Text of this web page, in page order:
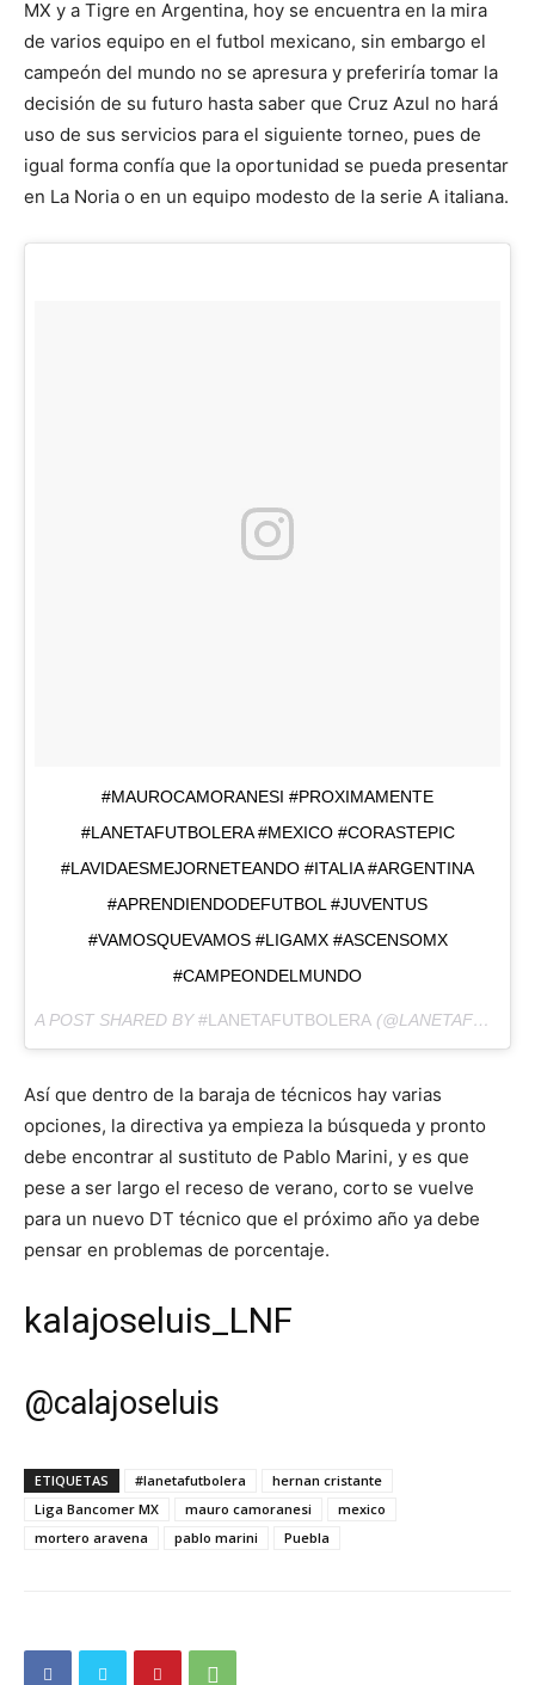
MX y a Tigre en Argentina, hoy se encuentra en la mira
de varios equipo en el futbol mexicano, sin embargo el
campeón del mundo no se apresura y preferiría tomar la
decisión de su futuro hasta saber que Cruz Azul no hará
uso de sus servicios para el siguiente torneo, pues de
igual forma confía que la oportunidad se pueda presentar
en La Noria o en un equipo modesto de la serie A italiana.
#MAUROCAMORANESI #PROXIMAMENTE
#LANETAFUTBOLERA #MEXICO #CORASTEPIC
#LAVIDAESMEJORNETEANDO #ITALIA #ARGENTINA
#APRENDIENDODEFUTBOL #JUVENTUS
#VAMOSQUEVAMOS #LIGAMX #ASCENSOMX
#CAMPEONDELMUNDO
A POST SHARED BY#LANETAFUTBOLERA (@LANETAFUTBOLERA) ON
Así que dentro de la baraja de técnicos hay varias
opciones, la directiva ya empieza la búsqueda y pronto
debe encontrar al sustituto de Pablo Marini, y es que
pese a ser largo el receso de verano, corto se vuelve
para un nuevo DT técnico que el próximo año ya debe
pensar en problemas de porcentaje.
kalajoseluis_LNF
@calajoseluis
ETIQUETAS #lanetafutbolera
hernan cristante
Liga Bancomer MX
mauro camoranesi
mexico
mortero aravena
pablo marini Puebla